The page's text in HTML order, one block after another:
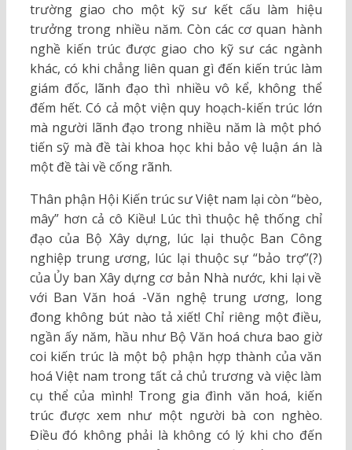
trường giao cho một kỹ sư kết cấu làm hiệu
trưởng trong nhiều năm. Còn các cơ quan hành
nghề kiến trúc được giao cho kỹ sư các ngành
khác, có khi chẳng liên quan gì đến kiến trúc làm
giám đốc, lãnh đạo thì nhiều vô kể, không thể
đếm hết. Có cả một viện quy hoạch-kiến trúc lớn
mà người lãnh đạo trong nhiều năm là một phó
tiến sỹ mà đề tài khoa học khi bảo vệ luận án là
một đề tài về cống rãnh.
Thân phận Hội Kiến trúc sư Việt nam lại còn “bèo,
mây” hơn cả cô Kiều! Lúc thì thuộc hệ thống chỉ
đạo của Bộ Xây dựng, lúc lại thuộc Ban Công
nghiệp trung ương, lúc lại thuộc sự “bảo trợ”(?)
của Ủy ban Xây dựng cơ bản Nhà nước, khi lại về
với Ban Văn hoá -Văn nghệ trung ương, long
đong không bút nào tả xiết! Chỉ riêng một điều,
ngần ấy năm, hầu như Bộ Văn hoá chưa bao giờ
coi kiến trúc là một bộ phận hợp thành của văn
hoá Việt nam trong tất cả chủ trương và việc làm
cụ thể của mình! Trong gia đình văn hoá, kiến
trúc được xem như một người bà con nghèo.
Điều đó không phải là không có lý khi cho đến